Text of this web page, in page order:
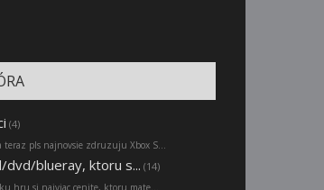
(4)
teraz pls najnovsie zdruzuju Xbox S...
dvd/blueray, ktoru s... (14)
hru si najviac cenite, ktoru mate...